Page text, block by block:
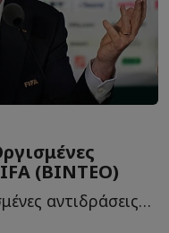
(BINTEO)
Σοκ στο ποδόσφαιρο: Οργισμένες αντιδράσεις κατά της FI...